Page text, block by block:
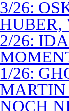
3/26:
HUBER,
2/26:
1/26:
MARTIN
NOCH